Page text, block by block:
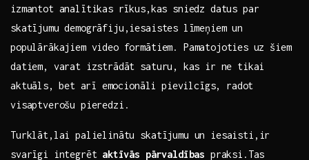
izmantot analītikas ⁤rīkus,kas sniedz datus​ par
skatījumu‍ demogrāfiju,iesaistes⁣ līmeņiem un
populārākajiem video formātiem. Pamatojoties⁣ uz šiem
‍datiem, varat izstrādāt saturu,⁣ kas ir ne tikai
‍aktuāls, ⁢bet ⁢arī⁣ emocionāli pievilcīgs, radot
visaptverošu pieredzi.
Turklāt,lai palielinātu skatījumu ​un iesaisti,ir
svarīgi integrēt⁣ aktīvās pārvaldības praksi.Tas